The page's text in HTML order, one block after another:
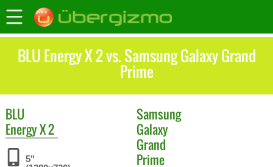
BLU Energy X 2 vs. Samsung Galaxy Grand
Prime
BLU
Energy X 2
5"
Samsung
Galaxy
Grand
Prime